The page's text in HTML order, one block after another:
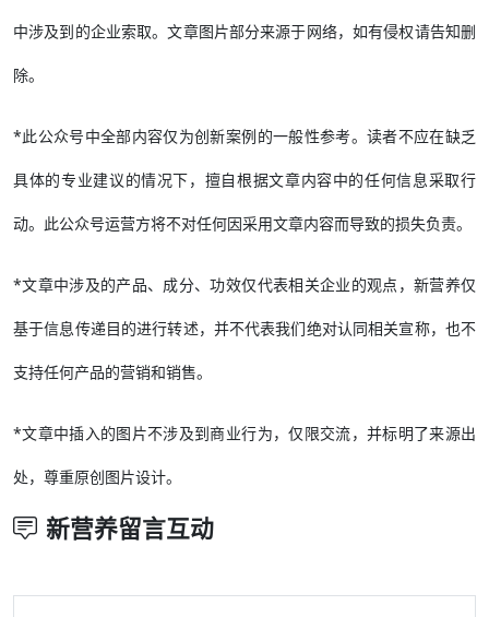
中涉及到的企业索取。文章图片部分来源于网络，如有侵权请告知删
除。
*此公众号中全部内容仅为创新案例的一般性参考。读者不应在缺乏
具体的专业建议的情况下，擅自根据文章内容中的任何信息采取行
动。此公众号运营方将不对任何因采用文章内容而导致的损失负责。
*文章中涉及的产品、成分、功效仅代表相关企业的观点，新营养仅
基于信息传递目的进行转述，并不代表我们绝对认同相关宣称，也不
支持任何产品的营销和销售。
*文章中插入的图片不涉及到商业行为，仅限交流，并标明了来源出
处，尊重原创图片设计。
新营养留言互动